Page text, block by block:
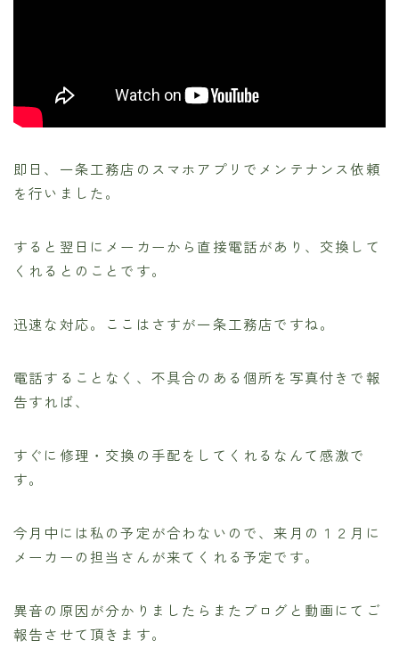
即日、一条工務店のスマホアプリでメンテナンス依頼
を行いました。
すると翌日にメーカーから直接電話があり、交換して
くれるとのことです。
迅速な対応。ここはさすが一条工務店ですね。
電話することなく、不具合のある個所を写真付きで報
告すれば、
すぐに修理・交換の手配をしてくれるなんて感激で
す。
今月中には私の予定が合わないので、来月の１２月に
メーカーの担当さんが来てくれる予定です。
異音の原因が分かりましたらまたブログと動画にてご
報告させて頂きます。